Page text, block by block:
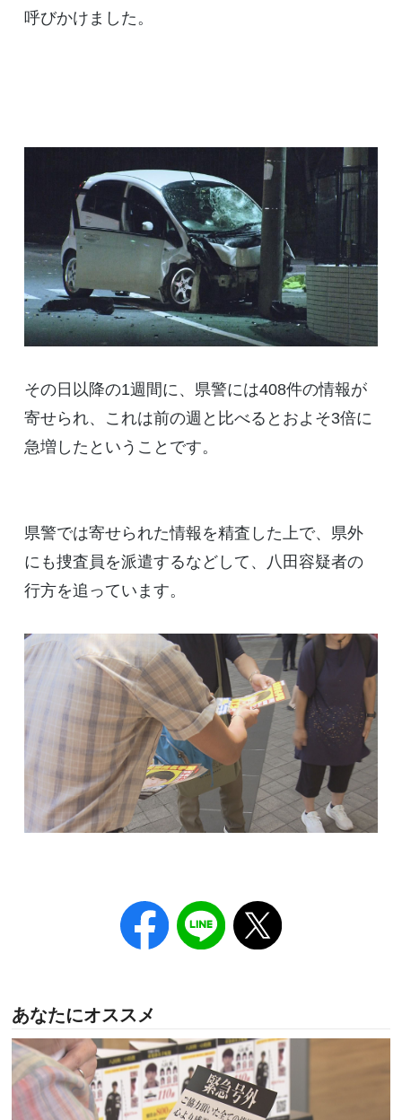
呼びかけました。
その日以降の1週間に、県警には408件の情報が
寄せられ、これは前の週と比べるとおよそ3倍に
急増したということです。
県警では寄せられた情報を精査した上で、県外
にも捜査員を派遣するなどして、八田容疑者の
行方を追っています。
あなたにオススメ